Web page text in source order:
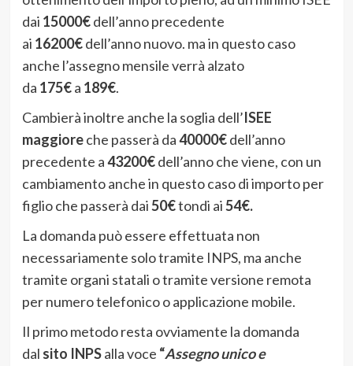
dai 15000€dell’anno precedente
ai 16200€dell’anno nuovo. ma in questo caso
anche l’assegno mensile verrà alzato
da 175€a 189€.
Cambierà inoltre anche la soglia dell’ISEE
maggioreche passerà da40000€dell’anno
precedente a43200€dell’anno che viene, con un
cambiamento anche in questo caso di importo per
figlio che passerà dai50€tondi ai54€.
La domanda può essere effettuata non
necessariamente solo tramite INPS, ma anche
tramite organi statali o tramite versione remota
per numero telefonico o applicazione mobile.
Il primo metodo resta ovviamente la domanda
dal sito INPSalla voce “Assegno unico e